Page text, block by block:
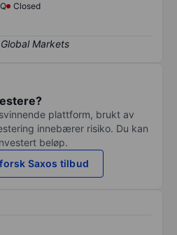
Closed
plattform, brukt av
innebærer risiko. Du kan
beløp.
Saxos tilbud